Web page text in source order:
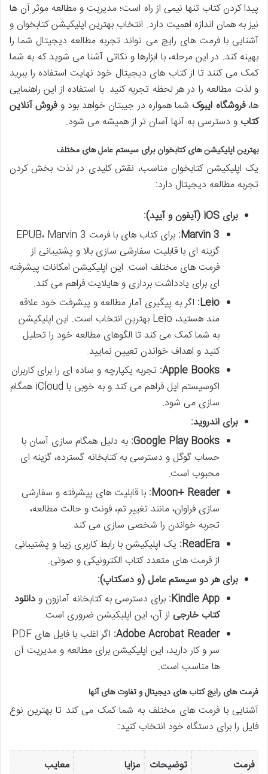
پیدا کردن کتاب تنها نیمی از راه است؛ مدیریت و مطالعه موثر آن ها
نیز به همان اندازه اهمیت دارد. انتخاب بهترین اپلیکیشن کتابخوان و
آشنایی با فرمت های رایج می تواند تجربه مطالعه دیجیتال شما را
بهینه کند. در این مرحله، با ابزارها و نکاتی آشنا می شوید که به شما
کمک می کنند تا از کتاب های دیجیتال خود نهایت استفاده را ببرید
و لذت مطالعه را در هر لحظه تجربه کنید. با استفاده از این راهنمایی
ها،فروشگاه ایبوک شما همواره در جیبتان خواهد بود وفروش آنلاین
کتاب و دسترسی به آنها آسان تر از همیشه می شود.
بهترین اپلیکیشن های کتابخوان برای سیستم عامل های مختلف
یک اپلیکیشن کتابخوان مناسب، نقش کلیدی در لذت بخش کردن
تجربه مطالعه دیجیتال دارد:
برای iOS (آیفون و آیپد):
Marvin 3:
برای کتاب های با فرمت EPUB، Marvin 3
گزینه ای با قابلیت سفارشی سازی بالا و پشتیبانی از
فرمت های مختلف است. این اپلیکیشن امکانات پیشرفته
ای برای یادداشت برداری و هایلایت فراهم می کند.
Leio: اگر به پیگیری آمار مطالعه و پیشرفت خود علاقه
مند هستید، Leio بهترین انتخاب است. این اپلیکیشن
به شما کمک می کند تا الگوهای مطالعه خود را تحلیل
کنید و اهداف خواندن تعیین نمایید.
Apple Books: تجربه یکپارچه و ساده ای را برای کاربران
اکوسیستم اپل فراهم می کند و به خوبی با iCloud همگام
سازی می شود.
برای اندروید:
Google Play Books: به دلیل همگام سازی آسان با
حساب گوگل و دسترسی به کتابخانه گسترده، گزینه ای
محبوب است.
Moon+ Reader: با قابلیت های پیشرفته و سفارشی
سازی فراوان، مانند تغییر تم، فونت و حالت مطالعه،
تجربه خواندن را شخصی سازی می کند.
ReadEra: یک اپلیکیشن با رابط کاربری زیبا و پشتیبانی
از فرمت های متعدد کتاب الکترونیکی و صوتی.
برای هر دو سیستم عامل (و دسکتاپ):
Kindle App: برای دسترسی به کتابخانه آمازون ودانلود
کتاب خارجی از آن، این اپلیکیشن ضروری است.
Adobe Acrobat Reader:
اگر اغلب با فایل های PDF
سر و کار دارید، این اپلیکیشن برای مطالعه و مدیریت آن
ها مناسب است.
فرمت های رایج کتاب های دیجیتال و تفاوت های آنها
آشنایی با فرمت های مختلف به شما کمک می کند تا بهترین نوع
فایل را برای دستگاه خود انتخاب کنید:
فرمت توضیحات مزایا معایب